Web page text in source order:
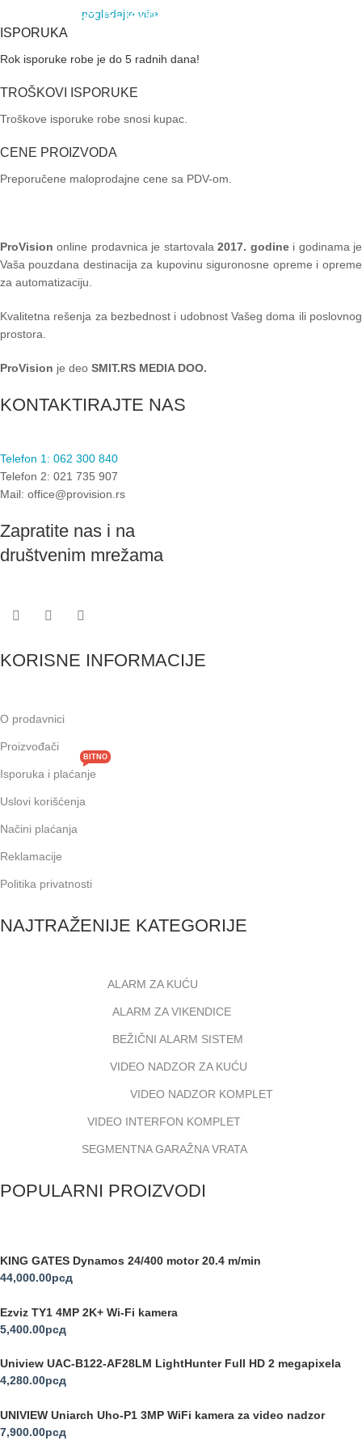
pogledajte više
MOTORI ZA KLIZNE
KAPIJE
ISPORUKA
Rok isporuke robe je do 5 radnih dana!
TROŠKOVI ISPORUKE
Troškove isporuke robe snosi kupac.
CENE PROIZVODA
Preporučene maloprodajne cene sa PDV-om.
ProVision online prodavnica je startovala2017. godinei godinama je
Vaša pouzdana destinacija za kupovinu siguronosne opreme i opreme
za automatizaciju.
Kvalitetna rešenja za bezbednost i udobnost Vašeg doma ili poslovnog
prostora.
ProVision je deo SMIT.RS MEDIA DOO.
KONTAKTIRAJTE NAS
Telefon 1: 062 300 840
Telefon 2: 021 735 907
Mail: office@provision.rs
Zapratite nas i na
društvenim mrežama
KORISNE INFORMACIJE
O prodavnici
Proizvođači
Isporuka i plaćanje
BITNO
Uslovi korišćenja
Načini plaćanja
Reklamacije
Politika privatnosti
NAJTRAŽENIJE KATEGORIJE
ALARM ZA KUĆU
ALARM ZA VIKENDICE
BEŽIČNI ALARM SISTEM
VIDEO NADZOR ZA KUĆU
VIDEO NADZOR KOMPLET
VIDEO INTERFON KOMPLET
SEGMENTNA GARAŽNA VRATA
POPULARNI PROIZVODI
KING GATES Dynamos 24/400 motor 20.4 m/min
44,000.00рсд
Ezviz TY1 4MP 2K+ Wi-Fi kamera
5,400.00рсд
Uniview UAC-B122-AF28LM LightHunter Full HD 2 megapixela
4,280.00рсд
UNIVIEW Uniarch Uho-P1 3MP WiFi kamera za video nadzor
7,900.00рсд